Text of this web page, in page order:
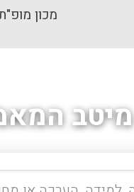
מכון
מיטב